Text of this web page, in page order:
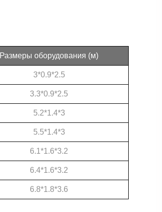
Размеры оборудования (м)
3*0.9*2.5
3.3*0.9*2.5
5.2*1.4*3
5.5*1.4*3
6.1*1.6*3.2
6.4*1.6*3.2
6.8*1.8*3.6